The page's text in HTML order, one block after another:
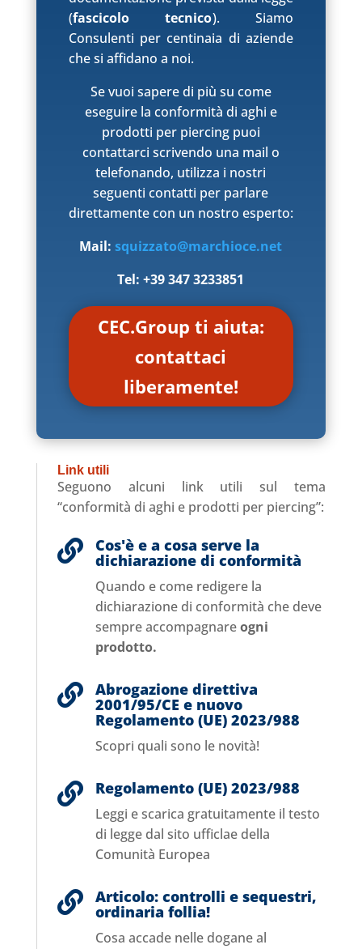
(fascicolo tecnico). Siamo
Consulenti per centinaia di aziende
che si affidano a noi.
Se vuoi sapere di più su come
eseguire la conformità di aghi e
prodotti per piercing puoi
contattarci scrivendo una mail o
telefonando, utilizza i nostri
seguenti contatti per parlare
direttamente con un nostro esperto:
Mail:squizzato@marchioce.net
Tel: +39 347 3233851
CEC.Group ti aiuta:
contattaci
liberamente!
Link utili
Seguono alcuni link utili sul tema
“conformità di aghi e prodotti per piercing”:
 Cos'è e a cosa serve la
dichiarazione di conformità
Quando e come redigere la
dichiarazione di conformità che deve
sempre accompagnareogni
prodotto.
 Abrogazione direttiva
2001/95/CE e nuovo
Regolamento (UE) 2023/988
Scopri quali sono le novità!
 Regolamento (UE) 2023/988
Leggi e scarica gratuitamente il testo
di legge dal sito ufficlae della
Comunità Europea
 Articolo: controlli e sequestri,
ordinaria follia!
Cosa accade nelle dogane al